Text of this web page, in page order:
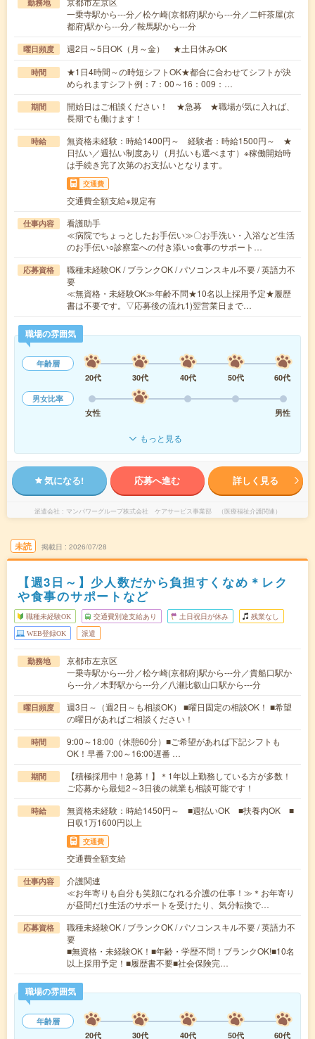
勤務地
一乗寺駅から---分／松ケ崎(京都府)駅から---分／二軒茶屋(京
都府)駅から---分／鞍馬駅から---分
曜日頻度 週2日～5日OK（月～金） ★土日休みOK
時間
★1日4時間～の時短シフトOK★都合に合わせてシフトが決
められますシフト例：7：00～16：009：…
期間
開始日はご相談ください！ ★急募 ★職場が気に入れば、
長期でも働けます！
時給
無資格未経験：時給1400円～ 経験者：時給1500円～ ★
日払い／週払い制度あり（月払いも選べます）※稼働開始時
は手続き完了次第のお支払いとなります。
交通費
交通費全額支給※規定有
仕事内容
看護助手
≪病院でちょっとしたお手伝い≫〇お手洗い・入浴など生活
のお手伝い○診察室への付き添い○食事のサポート…
応募資格
職種未経験OK / ブランクOK / パソコンスキル不要 / 英語力不
要
≪無資格・未経験OK≫年齢不問★10名以上採用予定★履歴
書は不要です。▽応募後の流れ1)翌営業日まで…
職場の雰囲気
年齢層
20代
30代 40代 50代
60代
男女比率
女性
男性
もっと見る
気になる! 応募へ進む 詳しく見る
派遣会社 マンパワーグループ株式会社 ケアサービス事業部 （医療福祉介護関連）
未読 掲載日 2026/07/28
【週3日～】少人数だから負担すくなめ＊レク
や食事のサポートなど
職種未経験OK 交通費別途支給あり 土日祝日が休み 残業なし
WEB登録OK 派遣
勤務地
京都市左京区
一乗寺駅から---分／松ケ崎(京都府)駅から---分／貴船口駅か
ら---分／木野駅から---分／八瀬比叡山口駅から---分
曜日頻度
週3日～（週2日～も相談OK） ■曜日固定の相談OK！ ■希望
の曜日があればご相談ください！
時間
9:00～18:00（休憩60分）■ご希望があれば下記シフトも
OK！早番 7:00～16:00遅番 …
期間
【積極採用中！急募！】＊1年以上勤務している方が多数！
ご応募から最短2～3日後の就業も相談可能です！
時給
無資格未経験：時給1450円～ ■週払いOK ■扶養内OK ■
日収1万1600円以上
交通費
交通費全額支給
仕事内容
介護関連
≪お年寄りも自分も笑顔になれる介護の仕事！≫＊お年寄り
が昼間だけ生活のサポートを受けたり、気分転換で…
応募資格
職種未経験OK / ブランクOK / パソコンスキル不要 / 英語力不
要
■無資格・未経験OK！■年齢・学歴不問！ブランクOK!■10名
以上採用予定！■履歴書不要■社会保険完…
職場の雰囲気
年齢層
20代
30代 40代 50代 60代